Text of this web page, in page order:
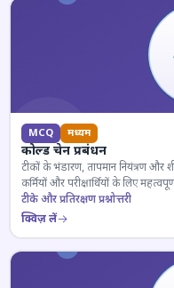
MCQ मध्यम
कोल्ड चेन प्रबंधन
टीकों के भंडारण, तापमान नियंत्रण और
कर्मियों और परीक्षार्थियों के लिए
टीके और प्रतिरक्षण प्रश्नोत्तरी
क्विज़ लें